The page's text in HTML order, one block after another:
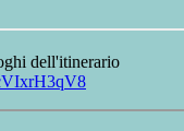
dell'itinerario